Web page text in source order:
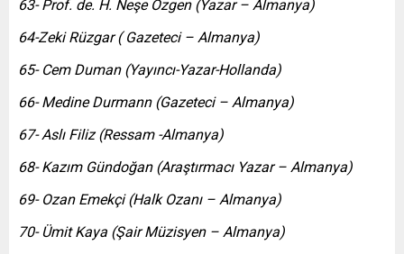
63- Prof. de. H. Neşe Özgen (Yazar – Almanya)
64-Zeki Rüzgar ( Gazeteci – Almanya)
65- Cem Duman (Yayıncı-Yazar-Hollanda)
66- Medine Durmann (Gazeteci – Almanya)
67- Aslı Filiz (Ressam -Almanya)
68- Kazım Gündoğan (Araştırmacı Yazar – Almanya)
69- Ozan Emekçi (Halk Ozanı – Almanya)
70- Ümit Kaya (Şair Müzisyen – Almanya)